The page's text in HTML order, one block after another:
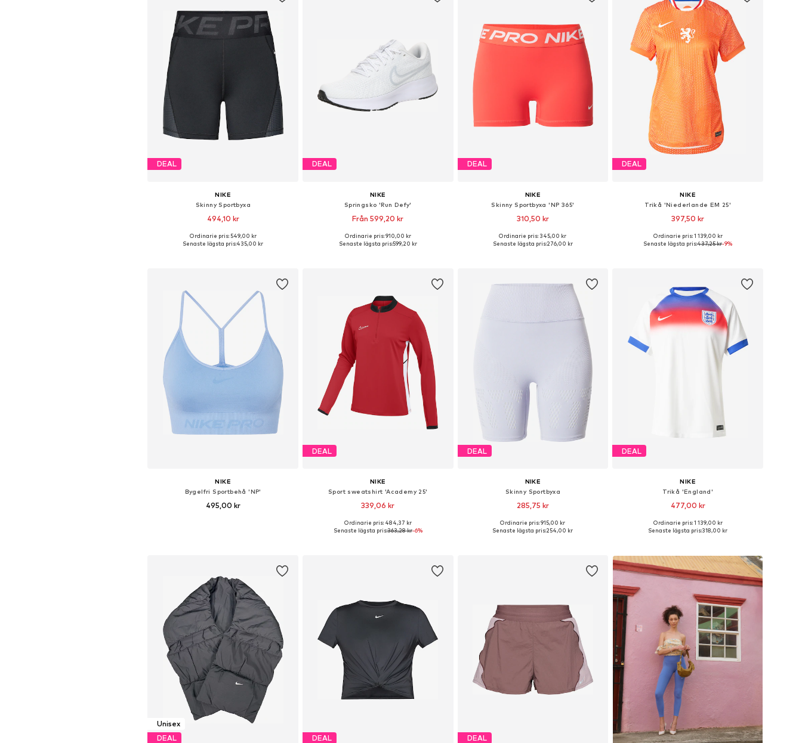
DEAL
NIKE
Skinny Sportbyxa
494,10 kr
Tillgängliga storlekar: XS, S, M, L, XL
Ordinarie pris: 549,00 kr
Senaste lägsta pris:435,00 kr
DEAL
NIKE
Springsko 'Run Defy'
Från 599,20 kr
Tillgänglig i många storlekar
Ordinarie pris: 910,00 kr
Senaste lägsta pris:599,20 kr
DEAL
NIKE
Skinny Sportbyxa 'NP 365'
310,50 kr
+4
Tillgängliga storlekar: S, M, L, XL
Ordinarie pris: 345,00 kr
Senaste lägsta pris:276,00 kr
DEAL
NIKE
Trikå 'Niederlande EM 25'
397,50 kr
Tillgängliga storlekar: XS, S, M, L
Ordinarie pris: 1 139,00 kr
Senaste lägsta pris:437,25 kr-9%
NIKE
Bygelfri Sportbehå 'NP'
495,00 kr
DEAL
NIKE
Sport sweatshirt 'Academy 25'
339,06 kr
+1
Tillgängliga storlekar: XS, S, M, L, XL, XXL
Ordinarie pris: 484,37 kr
Senaste lägsta pris:363,28 kr-6%
DEAL
NIKE
Skinny Sportbyxa
285,75 kr
Tillgängliga storlekar: XS, M, L, XL
Ordinarie pris: 915,00 kr
Senaste lägsta pris:254,00 kr
DEAL
NIKE
Trikå 'England'
477,00 kr
Tillgängliga storlekar: XS, S, M, L
Ordinarie pris: 1 139,00 kr
Senaste lägsta pris:318,00 kr
Unisex
DEAL
DEAL DEAL